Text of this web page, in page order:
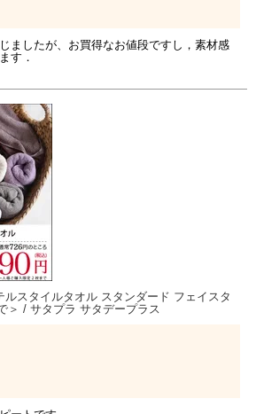
ましたが、お買得なお値段ですし，素材感
す．
ルスタイルタオル スタンダード フェイスタ
＞ / サタプラ サタデープラス